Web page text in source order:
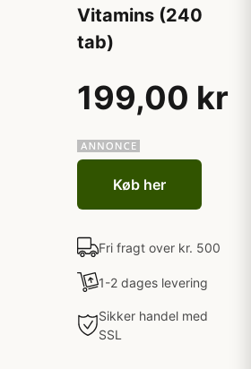
Vitamins (240
tab)
199,00 kr
Køb her
Fri fragt over kr. 500
1-2 dages levering
Sikker handel med
SSL